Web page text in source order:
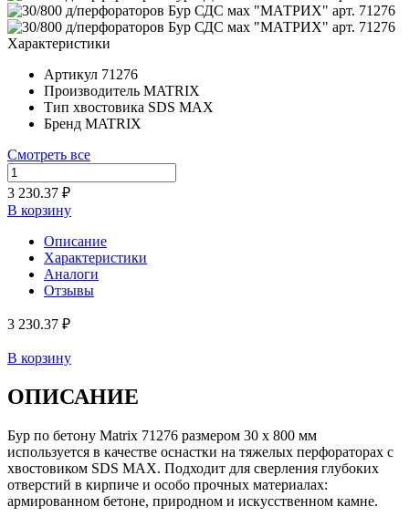
Характеристики
Артикул 71276
Производитель MATRIX
Тип хвостовика SDS MAX
Бренд MATRIX
Смотреть все
3 230.37 ₽
В корзину
Описание
Характеристики
Аналоги
Отзывы
3 230.37 ₽
В корзину
ОПИСАНИЕ
Бур по бетону Matrix 71276 размером 30 х 800 мм
используется в качестве оснастки на тяжелых перфораторах с
хвостовиком SDS MAX. Подходит для сверления глубоких
отверстий в кирпиче и особо прочных материалах:
армированном бетоне, природном и искусственном камне.